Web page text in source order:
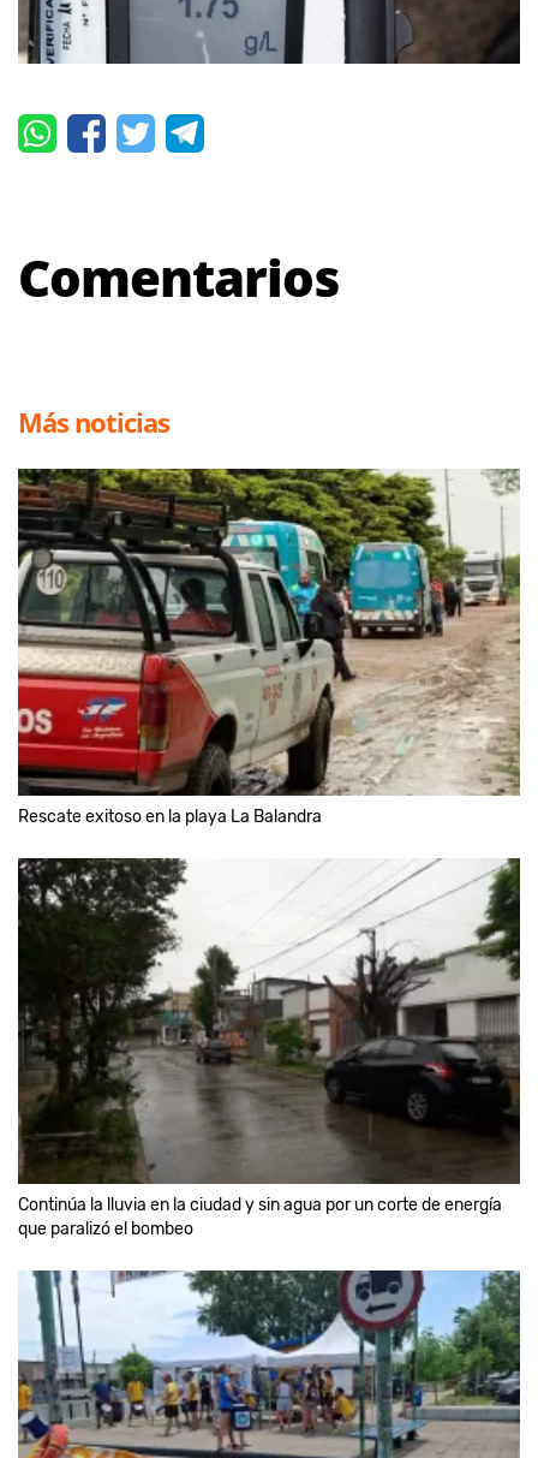
Comentarios
Más noticias
Rescate exitoso en la playa La Balandra
Continúa la lluvia en la ciudad y sin agua por un corte de energía
que paralizó el bombeo